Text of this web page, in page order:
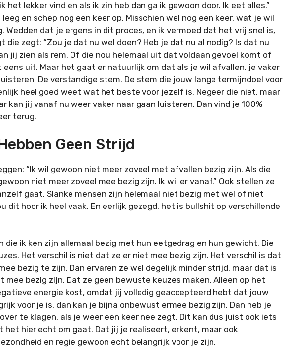
het lekker vind en als ik zin heb dan ga ik gewoon door. Ik eet alles.”
en schep nog een keer op. Misschien wel nog een keer, wat je wil
Wedden dat je ergens in dit proces, en ik vermoed dat het vrij snel is,
zegt: “Zou je dat nu wel doen? Heb je dat nu al nodig? Is dat nu
jij zien als rem. Of die nou helemaal uit dat voldaan gevoel komt of
uit. Maar het gaat er natuurlijk om dat als je wil afvallen, je vaker
De verstandige stem. De stem die jouw lange termijndoel voor
heel goed weet wat het beste voor jezelf is. Negeer die niet, maar
kan jij vanaf nu weer vaker naar gaan luisteren. Dan vind je 100%
terug.
Geen Strijd
“Ik wil gewoon niet meer zoveel met afvallen bezig zijn. Als die
niet meer zoveel mee bezig zijn. Ik wil er vanaf.” Ook stellen ze
gaat. Slanke mensen zijn helemaal niet bezig met wel of niet
dit hoor ik heel vaak. En eerlijk gezegd, het is bullshit op verschillende
die ik ken zijn allemaal bezig met hun eetgedrag en hun gewicht. Die
Het verschil is niet dat ze er niet mee bezig zijn. Het verschil is dat
bezig te zijn. Dan ervaren ze wel degelijk minder strijd, maar dat is
mee bezig zijn. Dat ze geen bewuste keuzes maken. Alleen op het
energie kost, omdat jij volledig geaccepteerd hebt dat jouw
voor je is, dan kan je bijna onbewust ermee bezig zijn. Dan heb je
te klagen, als je weer een keer nee zegt. Dit kan dus juist ook iets
hier echt om gaat. Dat jij je realiseert, erkent, maar ook
en regie gewoon echt belangrijk voor je zijn.